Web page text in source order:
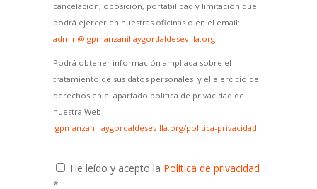
cancelación, oposición, portabilidad y limitación que
podrá ejercer en nuestras oficinas o en el email:
admin@igpmanzanillaygordaldesevilla.org
Podrá obtener información ampliada sobre el
tratamiento de sus datos personales y el ejercicio de
derechos en el apartado política de privacidad de
nuestra Web
igpmanzanillaygordaldesevilla.org/politica-privacidad
He leído y acepto la Política de privacidad
*